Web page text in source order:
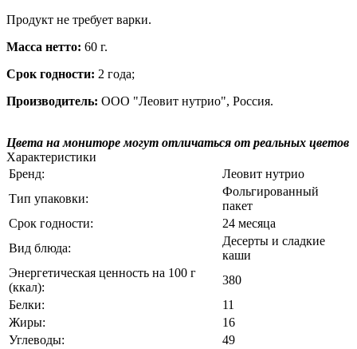
Продукт не требует варки.
Масса нетто: 60 г.
Срок годности: 2 года;
Производитель: ООО "Леовит нутрио", Россия.
Цвета на мониторе могут отличаться от реальных цветов
Характеристики
Бренд:
Леовит нутрио
Тип упаковки:
Фольгированный
пакет
Срок годности:
24 месяца
Вид блюда:
Десерты и сладкие
каши
Энергетическая ценность на 100 г
(ккал):
380
Белки:
11
Жиры:
16
Углеводы:
49